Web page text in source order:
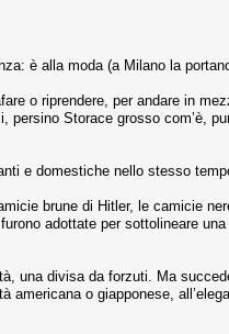
è alla moda (a Milano la
o riprendere, per andare in
Storace grosso com’è,
e domestiche nello stesso
brune di Hitler, le camicie
adottate per sottolineare
una divisa da forzuti. Ma
o giapponese,